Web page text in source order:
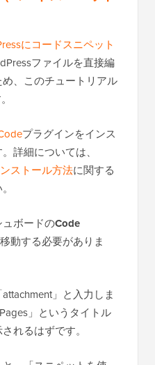
にコードスニペット
ファイルを直接編
、このチュートリアル
プラグインをインス
詳細については、
ストール方法に関する
ボードのCode
動する必要がありま
」と入力しま
」というタイトル
れるはずです。